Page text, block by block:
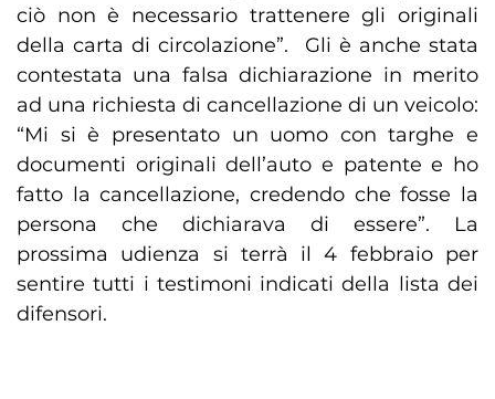
ciò non è necessario trattenere gli originali
della carta di circolazione”. Gli è anche stata
contestata una falsa dichiarazione in merito
ad una richiesta di cancellazione di un veicolo:
“Mi si è presentato un uomo con targhe e
documenti originali dell’auto e patente e ho
fatto la cancellazione, credendo che fosse la
persona che dichiarava di essere”. La
prossima udienza si terrà il 4 febbraio per
sentire tutti i testimoni indicati della lista dei
difensori.